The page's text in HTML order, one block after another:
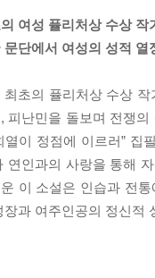
여성 퓰리처상 수상
문단에서 여성의 성적
최초의 퓰리처상 수상
피난민을 돌보며 전쟁
열이 정점에 이르러” 집
연인과의 사랑을 통해
이 소설은 인습과 전
장과 여주인공의 정신적